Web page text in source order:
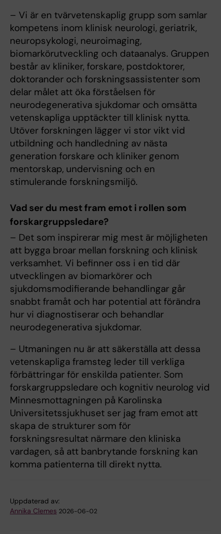
– Vi är en tvärvetenskaplig grupp som samlar
kompetens inom klinisk neurologi, geriatrik,
neuropsykologi, neuroimaging,
biomarkörutveckling och dataanalys. Gruppen
består av kliniker, forskare, postdoktorer,
doktorander och forskningsassistenter som
delar målet att öka förståelsen för
neurodegenerativa sjukdomar och omsätta
vetenskapliga upptäckter till klinisk nytta.
Utöver forskningen lägger vi stor vikt vid
utbildning och handledning av nästa
generation forskare och kliniker genom
mentorskap, undervisning och en
stimulerande forskningsmiljö.
Vad ser du mest fram emot i rollen som
forskargruppsledare?
– Det som inspirerar mig mest är möjligheten
att bygga broar mellan forskning och klinisk
verksamhet. Vi befinner oss i en tid där
utvecklingen av biomarkörer och
sjukdomsmodifierande behandlingar går
snabbt framåt och har potential att förändra
hur vi diagnostiserar och behandlar
neurodegenerativa sjukdomar.
– Utmaningen nu är att säkerställa att dessa
vetenskapliga framsteg leder till verkliga
förbättringar för enskilda patienter. Som
forskargruppsledare och kognitiv neurolog vid
Minnesmottagningen på Karolinska
Universitetssjukhuset ser jag fram emot att
skapa de strukturer som för
forskningsresultat närmare den kliniska
vardagen, så att banbrytande forskning kan
komma patienterna till direkt nytta.
Uppdaterad av:
Annika Clemes 2026-06-02